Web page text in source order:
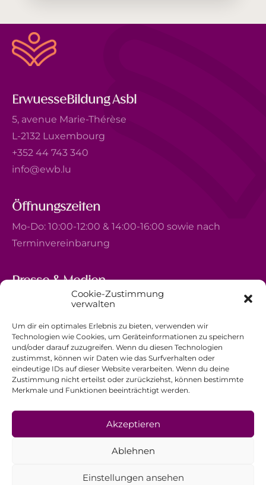
Cookie-Zustimmung
verwalten
Um dir ein optimales Erlebnis zu bieten, verwenden wir
Technologien wie Cookies, um Geräteinformationen zu speichern
und/oder darauf zuzugreifen. Wenn du diesen Technologien
zustimmst, können wir Daten wie das Surfverhalten oder
eindeutige IDs auf dieser Website verarbeiten. Wenn du deine
Zustimmung nicht erteilst oder zurückziehst, können bestimmte
Merkmale und Funktionen beeinträchtigt werden.
Akzeptieren
Ablehnen
Einstellungen ansehen
ErwuesseBildung Asbl
5, avenue Marie-Thérèse
L-2132 Luxembourg
+352 44 743 340
info@ewb.lu
Öffnungszeiten
Mo-Do: 10:00-12:00 & 14:00-16:00 sowie nach
Terminvereinbarung
Presse & Medien
5, avenue Marie-Thérèse
+352 44 743 340
comm@ewb.lu
Spenden
Datenschutzerklärung
Impressum
Allgemeine Geschäftsbedingungen